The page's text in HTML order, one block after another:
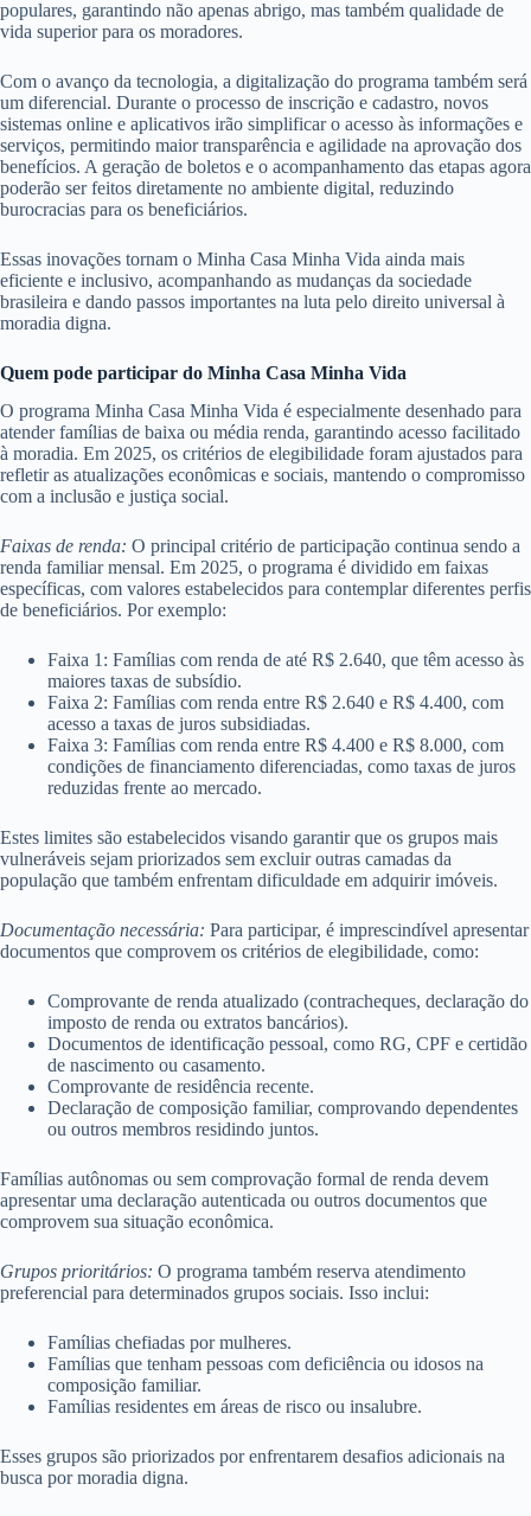
populares, garantindo não apenas abrigo, mas também qualidade de
vida superior para os moradores.
Com o avanço da tecnologia, a digitalização do programa também será
um diferencial. Durante o processo de inscrição e cadastro, novos
sistemas online e aplicativos irão simplificar o acesso às informações e
serviços, permitindo maior transparência e agilidade na aprovação dos
benefícios. A geração de boletos e o acompanhamento das etapas agora
poderão ser feitos diretamente no ambiente digital, reduzindo
burocracias para os beneficiários.
Essas inovações tornam o Minha Casa Minha Vida ainda mais
eficiente e inclusivo, acompanhando as mudanças da sociedade
brasileira e dando passos importantes na luta pelo direito universal à
moradia digna.
Quem pode participar do Minha Casa Minha Vida
O programa Minha Casa Minha Vida é especialmente desenhado para
atender famílias de baixa ou média renda, garantindo acesso facilitado
à moradia. Em 2025, os critérios de elegibilidade foram ajustados para
refletir as atualizações econômicas e sociais, mantendo o compromisso
com a inclusão e justiça social.
Faixas de renda: O principal critério de participação continua sendo a
renda familiar mensal. Em 2025, o programa é dividido em faixas
específicas, com valores estabelecidos para contemplar diferentes perfis
de beneficiários. Por exemplo:
Faixa 1: Famílias com renda de até R$ 2.640, que têm acesso às
maiores taxas de subsídio.
Faixa 2: Famílias com renda entre R$ 2.640 e R$ 4.400, com
acesso a taxas de juros subsidiadas.
Faixa 3: Famílias com renda entre R$ 4.400 e R$ 8.000, com
condições de financiamento diferenciadas, como taxas de juros
reduzidas frente ao mercado.
Estes limites são estabelecidos visando garantir que os grupos mais
vulneráveis sejam priorizados sem excluir outras camadas da
população que também enfrentam dificuldade em adquirir imóveis.
Documentação necessária: Para participar, é imprescindível apresentar
documentos que comprovem os critérios de elegibilidade, como:
Comprovante de renda atualizado (contracheques, declaração do
imposto de renda ou extratos bancários).
Documentos de identificação pessoal, como RG, CPF e certidão
de nascimento ou casamento.
Comprovante de residência recente.
Declaração de composição familiar, comprovando dependentes
ou outros membros residindo juntos.
Famílias autônomas ou sem comprovação formal de renda devem
apresentar uma declaração autenticada ou outros documentos que
comprovem sua situação econômica.
Grupos prioritários: O programa também reserva atendimento
preferencial para determinados grupos sociais. Isso inclui:
Famílias chefiadas por mulheres.
Famílias que tenham pessoas com deficiência ou idosos na
composição familiar.
Famílias residentes em áreas de risco ou insalubre.
Esses grupos são priorizados por enfrentarem desafios adicionais na
busca por moradia digna.